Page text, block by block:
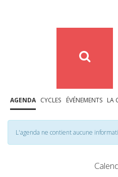
AGENDA CYCLES ÉVÉNEMENTS LA
L'agenda ne contient aucune